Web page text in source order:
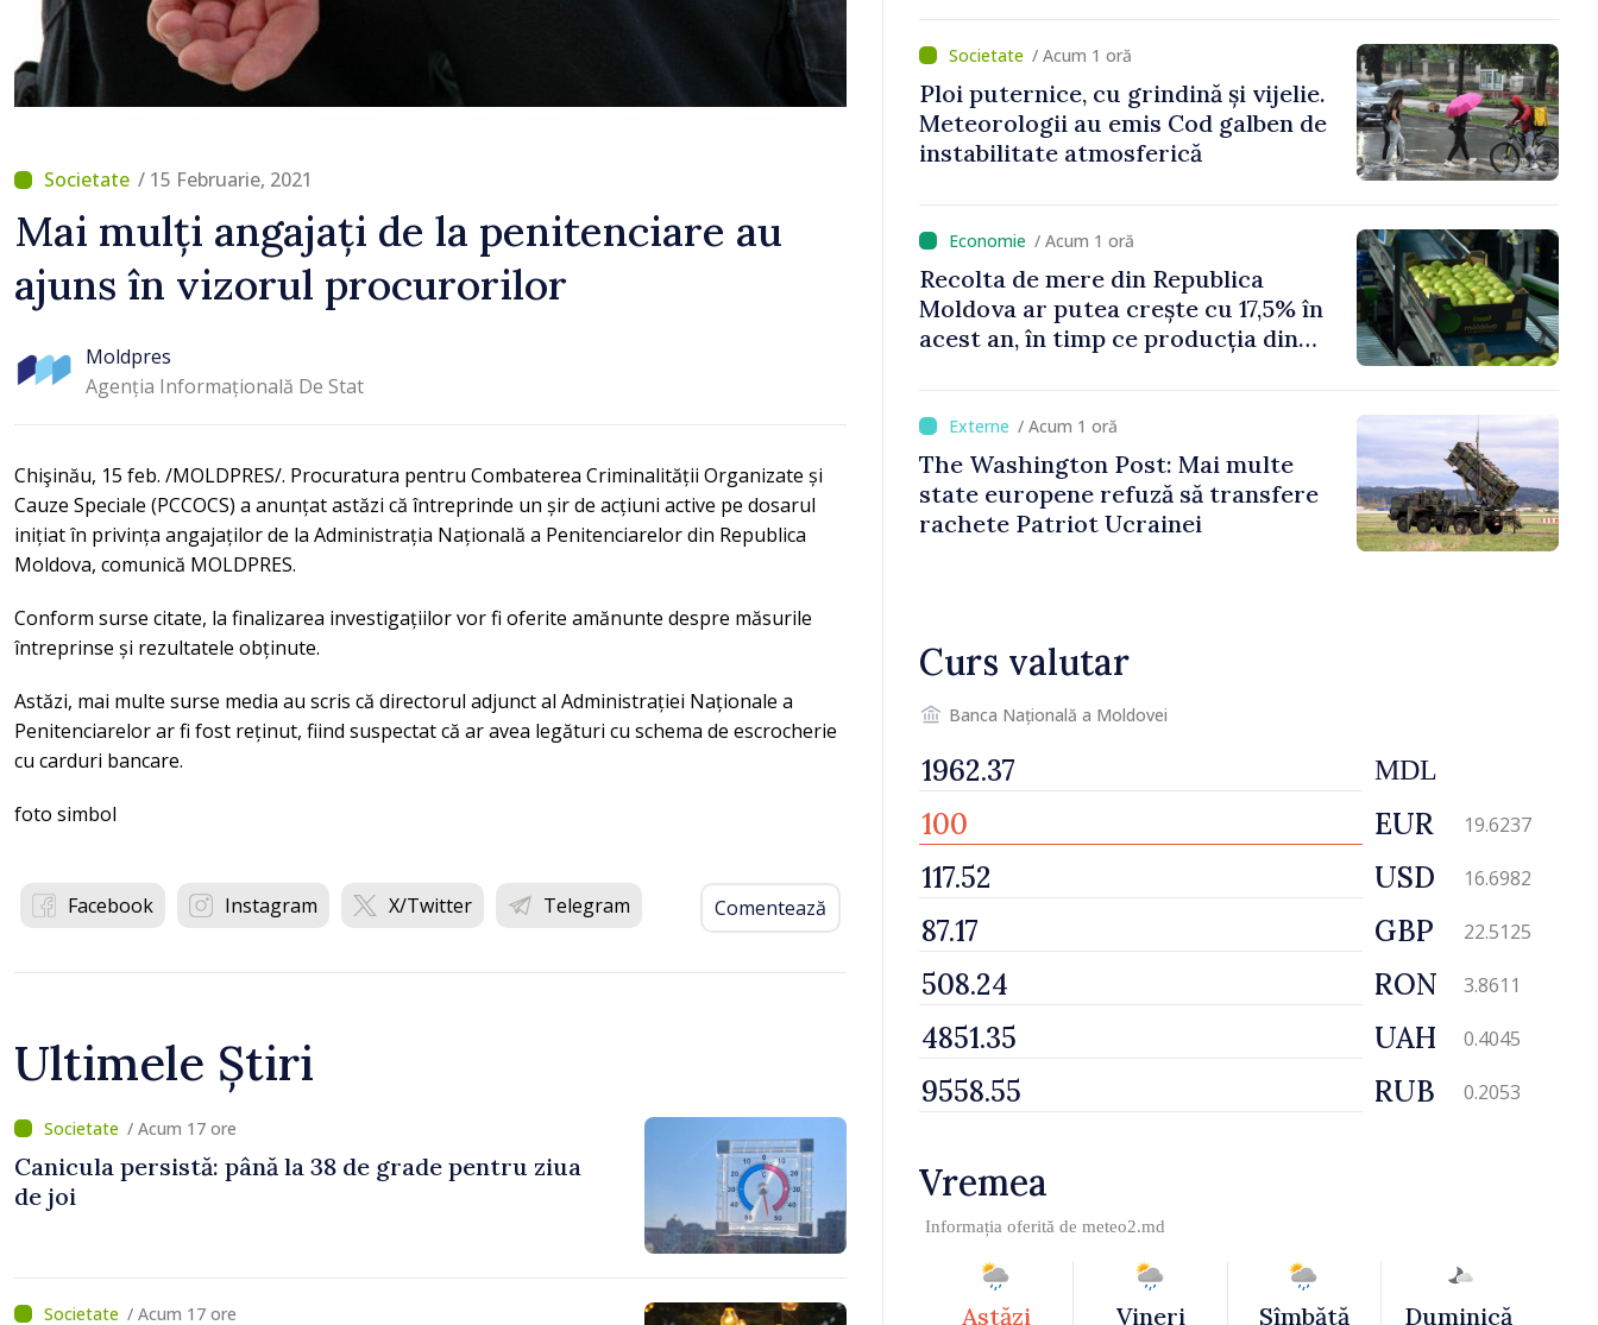
/ 15 Februarie, 2021
Mai mulți angajați de la penitenciare au
ajuns în vizorul procurorilor
Moldpres
Agenția Informațională De Stat
Chişinău, 15 feb. /MOLDPRES/. Procuratura pentru Combaterea Criminalității Organizate și
Cauze Speciale (PCCOCS) a anunțat astăzi că întreprinde un șir de acțiuni active pe dosarul
inițiat în privința angajaților de la Administrația Națională a Penitenciarelor din Republica
Moldova, comunică MOLDPRES.
Conform surse citate, la finalizarea investigațiilor vor fi oferite amănunte despre măsurile
întreprinse și rezultatele obținute.
Astăzi, mai multe surse media au scris că directorul adjunct al Administrației Naționale a
Penitenciarelor ar fi fost reținut, fiind suspectat că ar avea legături cu schema de escrocherie
cu carduri bancare.
foto simbol
Facebook Instagram X/Twitter Telegram Comentează
Ultimele Știri
/ Acum 17 ore
Canicula persistă: până la 38 de grade pentru ziua
de joi
/ Acum 17 ore
/ Acum 1 oră
Ploi puternice, cu grindină și vijelie.
Meteorologii au emis Cod galben de
instabilitate atmosferică
/ Acum 1 oră
Recolta de mere din Republica
Moldova ar putea crește cu 17,5% în
acest an, în timp ce producția din
/ Acum 1 oră
The Washington Post: Mai multe
state europene refuză să transfere
rachete Patriot Ucrainei
Curs valutar
Banca Națională a Moldovei
MDL
EUR 19.6237
USD 16.6982
GBP 22.5125
RON 3.8611
UAH 0.4045
RUB 0.2053
Vremea
Informația oferită de meteo2.md
Astăzi Vineri Sîmbătă Duminică